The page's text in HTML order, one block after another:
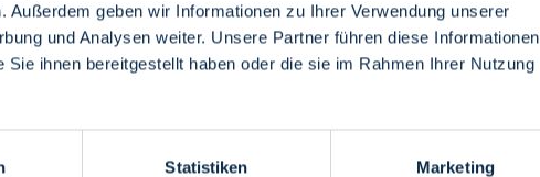
geben wir Informationen zu Ihrer Verwendung unserer
und Analysen weiter. Unsere Partner führen diese Informationen
ihnen bereitgestellt haben oder die sie im Rahmen Ihrer Nutzung
Statistiken Marketing
Menü